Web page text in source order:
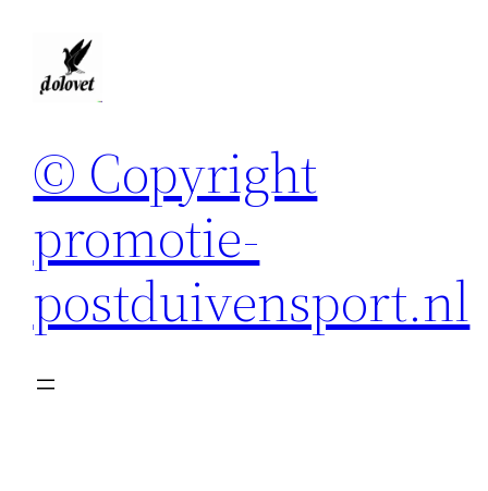
© Copyright
promotie-
postduivensport.nl